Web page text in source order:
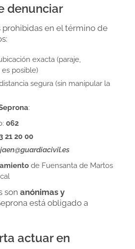
denunciar
prohibidas en el término de
exacta (paraje,
es posible)
segura (sin manipular la
:
062
21 20 00
de Fuensanta de Martos
son anónimas y
está obligado a
actuar en